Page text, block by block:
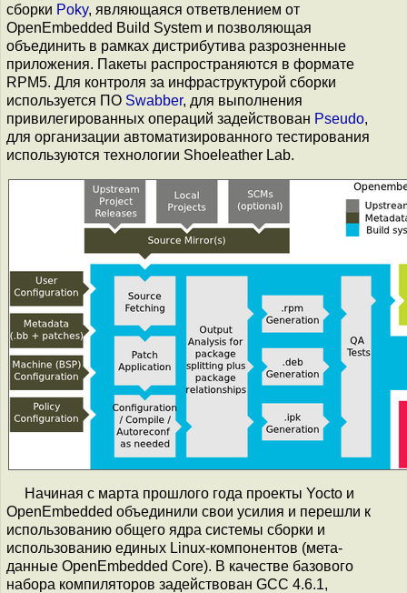
сборки Poky, являющаяся ответвлением от
OpenEmbedded Build System и позволяющая
объединить в рамках дистрибутива разрозненные
приложения. Пакеты распространяются в формате
RPM5. Для контроля за инфраструктурой сборки
используется ПО Swabber, для выполнения
привилегированных операций задействован Pseudo,
для организации автоматизированного тестирования
используются технологии Shoeleather Lab.
Начиная с марта прошлого года проекты Yocto и
OpenEmbedded объединили свои усилия и перешли к
использованию общего ядра системы сборки и
использованию единых Linux-компонентов (мета-
данные OpenEmbedded Core). В качестве базового
набора компиляторов задействован GCC 4.6.1,